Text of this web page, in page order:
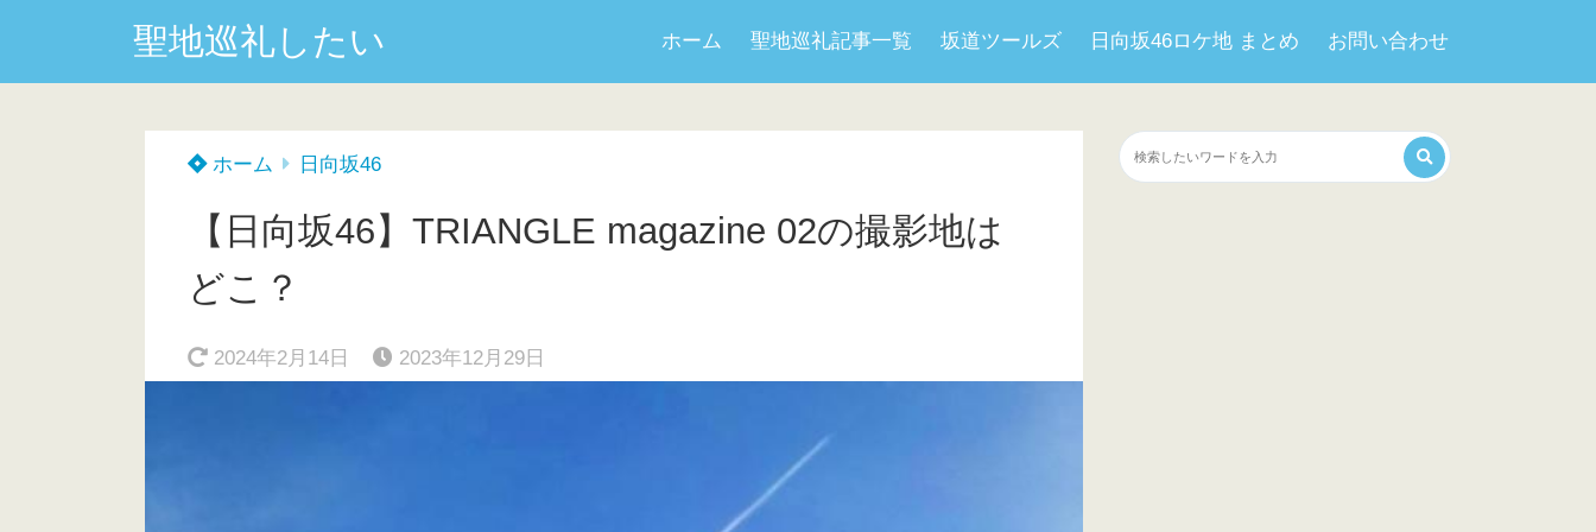
聖地巡礼したい ホーム 聖地巡礼記事一覧 坂道ツールズ 日向坂46ロケ地 まとめ お問い合わせ
ホーム 日向坂46
【日向坂46】TRIANGLE magazine 02の撮影地は
どこ？
2024年2月14日 2023年12月29日